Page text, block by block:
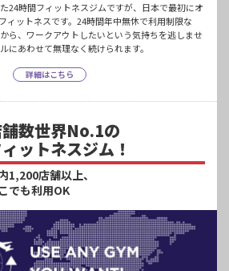
24時間フィットネスジムですが、日本で最初にオ
ィットネスです。24時間年中無休で利用制限な
ら、ワークアウトしたいという気持ちを逃しませ
にあわせて無理なく続けられます。
詳細はこちら
数世界No.1の
ットネスジム！
1,200店舗以上、
でも利用OK